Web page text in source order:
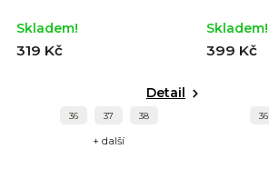
Skladem!
319 Kč
Detail
36 37 38
+ další
Skladem!
399 Kč
36